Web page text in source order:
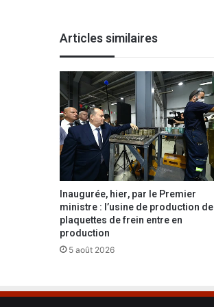
n
s
:
e
G
r
o
u
T
l
é
Articles similaires
Inaugurée, hier, par le Premier
ministre : l’usine de production de
plaquettes de frein entre en
production
5 août 2026